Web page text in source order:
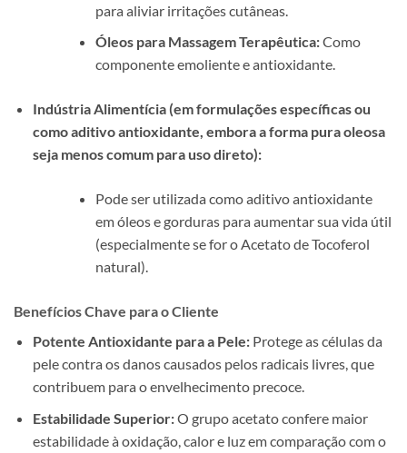
para aliviar irritações cutâneas.
Óleos para Massagem Terapêutica:Como
componente emoliente e antioxidante.
Indústria Alimentícia (em formulações específicas ou
como aditivo antioxidante, embora a forma pura oleosa
seja menos comum para uso direto):
Pode ser utilizada como aditivo antioxidante
em óleos e gorduras para aumentar sua vida útil
(especialmente se for o Acetato de Tocoferol
natural).
Benefícios Chave para o Cliente
Potente Antioxidante para a Pele:Protege as células da
pele contra os danos causados pelos radicais livres, que
contribuem para o envelhecimento precoce.
Estabilidade Superior:O grupo acetato confere maior
estabilidade à oxidação, calor e luz em comparação com o